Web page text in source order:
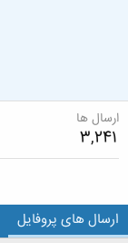
ارسال ها
3,241
ارسال های پروفایل